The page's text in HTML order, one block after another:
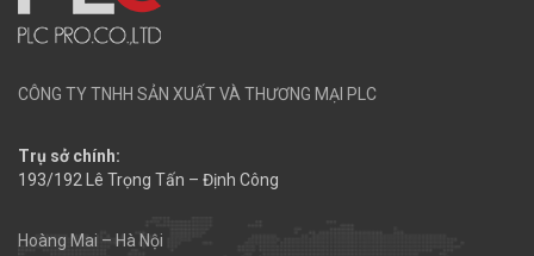
CÔNG TY TNHH SẢN XUẤT VÀ THƯƠNG MẠI PLC
Trụ sở chính:
193/192 Lê Trọng Tấn – Định Công
Hoàng Mai – Hà Nội